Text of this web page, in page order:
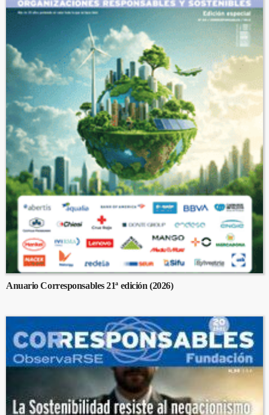
Anuario Corresponsables 21ª edición (2026)